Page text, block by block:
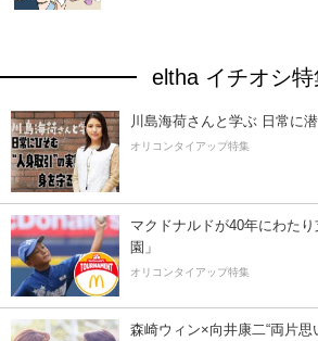
eltha イチオシ特
川島海荷さんと学ぶ 日常に
オリコンタイアップ特集
マクドナルドが40年にわた
園」
オリコンタイアップ特集
森崎ウィン×向井康二“両片思